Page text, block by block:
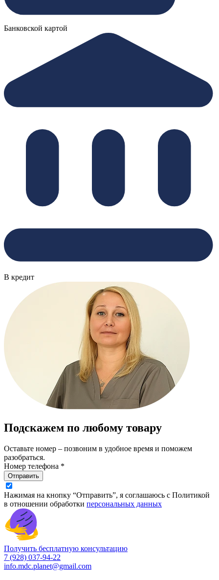
Банковской картой
В кредит
Подскажем по любому товару
Оставьте номер – позвоним в удобное время и поможем
разобраться.
Номер телефона *
Отправить
Нажимая на кнопку “Отправить”, я соглашаюсь с Политикой
в отношении обработки персональных данных
Получить бесплатную консультацию
7 (928) 037-94-22
info.mdc.planet@gmail.com